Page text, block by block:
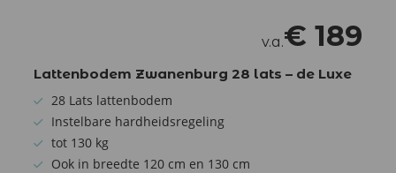
v.a.€ 189
Lattenbodem Zwanenburg 28 lats – de Luxe
28 Lats lattenbodem
Instelbare hardheidsregeling
tot 130 kg
Ook in breedte 120 cm en 130 cm